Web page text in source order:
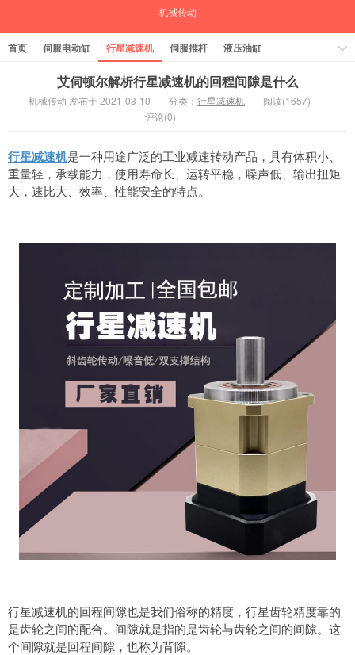
首页 伺服电动缸 行星减速机 伺服推杆
液压油缸
中空旋转平台
气缸
艾伺顿尔解析行星减速机的回程间隙是什么
机械传动 发布于 2021-03-10 分类： 行星减速机
阅读(1657)
评论(0)
行星减速机是一种用途广泛的工业减速转动产品，具有体积小、
重量轻，承载能力，使用寿命长、运转平稳，噪声低、输出扭矩
大，速比大、效率、性能安全的特点。
行星减速机的回程间隙也是我们俗称的精度，行星齿轮精度靠的
是齿轮之间的配合。间隙就是指的是齿轮与齿轮之间的间隙。这
个间隙就是回程间隙，也称为背隙。